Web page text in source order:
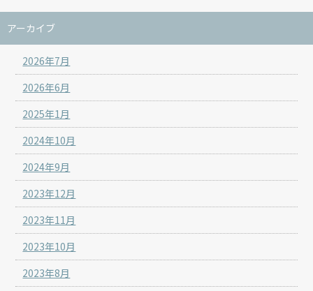
アーカイブ
2026年7月
2026年6月
2025年1月
2024年10月
2024年9月
2023年12月
2023年11月
2023年10月
2023年8月